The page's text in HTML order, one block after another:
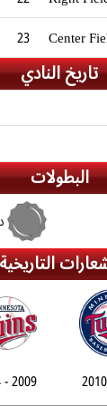
23 Center
تاريخ النادي
البطولات
التاريخية
2009